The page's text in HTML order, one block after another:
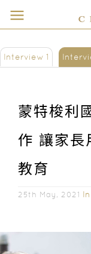
Interview 1
蒙特梭利
作 讓家長
教育
25th May, 2021 In